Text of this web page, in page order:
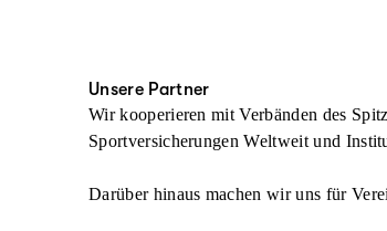
Unsere Partner
Wir kooperieren mit Verbänden des
Sportversicherungen Weltweit und
Darüber hinaus machen wir uns für